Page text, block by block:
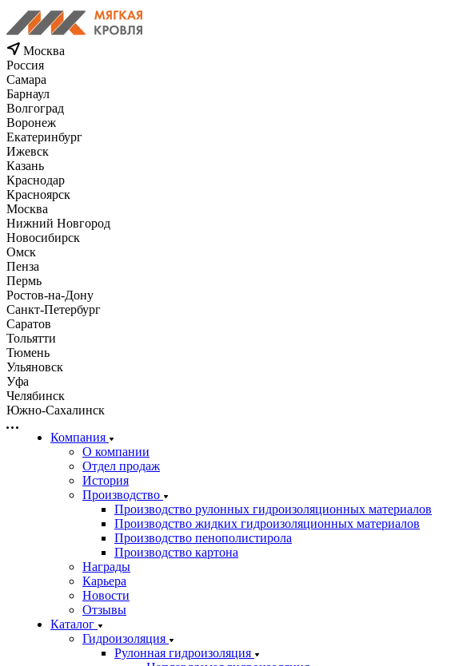
Москва
Россия
Самара
Барнаул
Волгоград
Воронеж
Екатеринбург
Ижевск
Казань
Краснодар
Красноярск
Москва
Нижний Новгород
Новосибирск
Омск
Пенза
Пермь
Ростов-на-Дону
Санкт-Петербург
Саратов
Тольятти
Тюмень
Ульяновск
Уфа
Челябинск
Южно-Сахалинск
Компания
О компании
Отдел продаж
История
Производство
Производство рулонных гидроизоляционных материалов
Производство жидких гидроизоляционных материалов
Производство пенополистирола
Производство картона
Награды
Карьера
Новости
Отзывы
Каталог
Гидроизоляция
Рулонная гидроизоляция